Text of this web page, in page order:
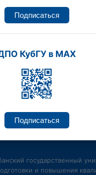
149, Краснодар
+7(861)992-17-30
государственный
и повышения
Подписаться
КубГУ в MAX
Подписаться